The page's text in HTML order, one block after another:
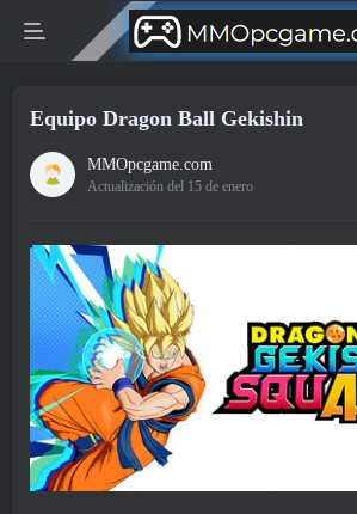
Equipo Dragon Ball Gekishin
MMOpcgame.com
Actualización del 15 de enero